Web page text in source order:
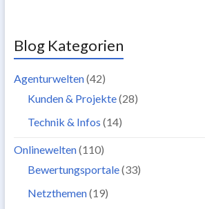
Blog Kategorien
Agenturwelten(42)
Kunden & Projekte(28)
Technik & Infos (14)
Onlinewelten(110)
Bewertungsportale(33)
Netzthemen(19)